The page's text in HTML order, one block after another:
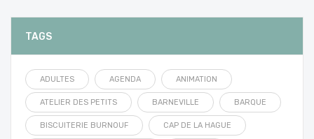
TAGS
ADULTES AGENDA ANIMATION
ATELIER DES PETITS BARNEVILLE BARQUE
BISCUITERIE BURNOUF CAP DE LA HAGUE